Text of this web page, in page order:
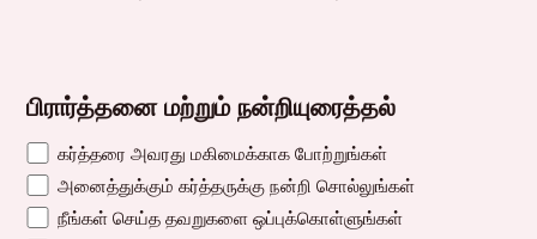
பிரார்த்தனை மற்றும் நன்றியுரைத்தல்
கர்த்தரை அவரது மகிமைக்காக போற்றுங்கள்
அனைத்துக்கும் கர்த்தருக்கு நன்றி சொல்லுங்கள்
நீங்கள் செய்த தவறுகளை ஒப்புக்கொள்ளுங்கள்